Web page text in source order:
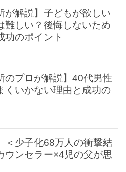
が解説】子どもが欲しい
難しい？後悔しないため
功のポイント
のプロが解説】40代男性
くいかない理由と成功の
＜少子化68万人の衝撃結
ウンセラー×4児の父が思